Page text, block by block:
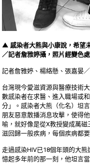
▲ 感染者大熊與小康說，希望
／記者詹雅婷攝，照片經變色處
記者詹雅婷、楊絡懸、張嘉晏
台灣現今愛滋資源與醫療技術
數感染者在求醫、進入職場或
分」。感染者大熊（化名）坦
朋友惡意散播消息攻擊，使得
喻，就好像是從X教授變成萬
滋回歸一般疾病，每個疾病都
走過感染HIV已18個年頭的大
憶起多年前的那一刻，他坦言